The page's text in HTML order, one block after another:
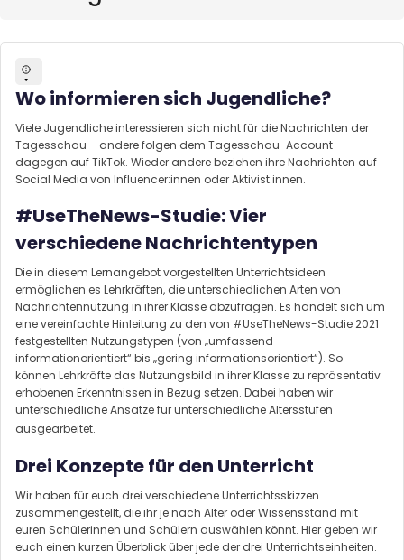
Wo informieren sich Jugendliche?
Viele Jugendliche interessieren sich nicht für die Nachrichten der
Tagesschau – andere folgen dem Tagesschau-Account
dagegen auf TikTok. Wieder andere beziehen ihre Nachrichten auf
Social Media von Influencer:innen oder Aktivist:innen.
#UseTheNews-Studie: Vier
verschiedene Nachrichtentypen
Die in diesem Lernangebot vorgestellten Unterrichtsideen
ermöglichen es Lehrkräften, die unterschiedlichen Arten von
Nachrichtennutzung in ihrer Klasse abzufragen. Es handelt sich um
eine vereinfachte Hinleitung zu den von #UseTheNews-Studie 2021
festgestellten Nutzungstypen (von „umfassend
informationorientiert“ bis „gering informationsorientiert“). So
können Lehrkräfte das Nutzungsbild in ihrer Klasse zu repräsentativ
erhobenen Erkenntnissen in Bezug setzen. Dabei haben wir
unterschiedliche Ansätze für unterschiedliche Altersstufen
ausgearbeitet.
Drei Konzepte für den Unterricht
Wir haben für euch drei verschiedene Unterrichtsskizzen
zusammengestellt, die ihr je nach Alter oder Wissensstand mit
euren Schülerinnen und Schülern auswählen könnt. Hier geben wir
euch einen kurzen Überblick über jede der drei Unterrichtseinheiten.